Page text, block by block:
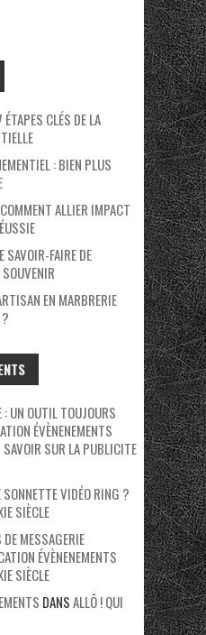
ÉTAPES CLÉS DE LA
: BIEN PLUS
ALLIER IMPACT
SAVOIR-FAIRE DE
EN MARBRERIE
: UN OUTIL TOUJOURS
ÉVÈNENEMENTS
SAVOIR SUR LA PUBLICITE
VIDÉO RING ?
SIÈCLE
MESSAGERIE
ÉVÈNENEMENTS
SIÈCLE
DANSALLÔ ! QUI